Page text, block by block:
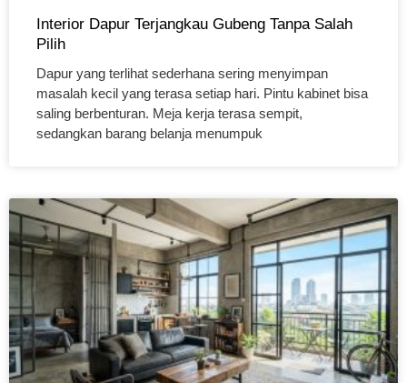
Interior Dapur Terjangkau Gubeng Tanpa Salah
Pilih
Dapur yang terlihat sederhana sering menyimpan
masalah kecil yang terasa setiap hari. Pintu kabinet bisa
saling berbenturan. Meja kerja terasa sempit,
sedangkan barang belanja menumpuk